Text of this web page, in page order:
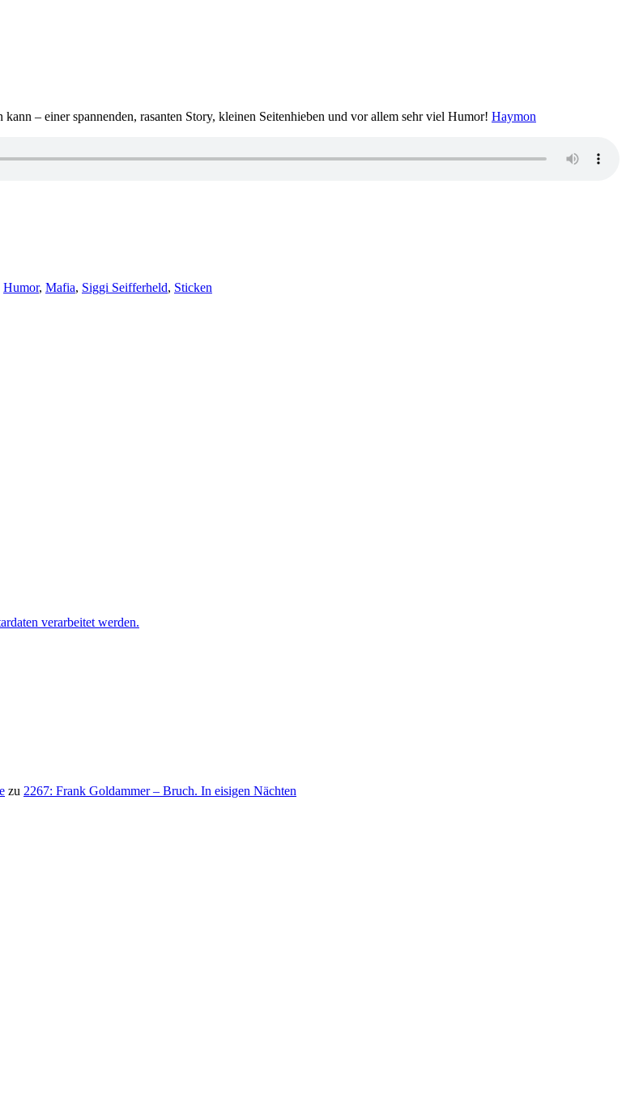
– einer spannenden, rasanten Story, kleinen Seitenhieben und vor allem sehr viel Humor! Haymon
Humor, Mafia, Siggi Seifferheld, Sticken
verarbeitet werden.
zu 2267: Frank Goldammer – Bruch. In eisigen Nächten